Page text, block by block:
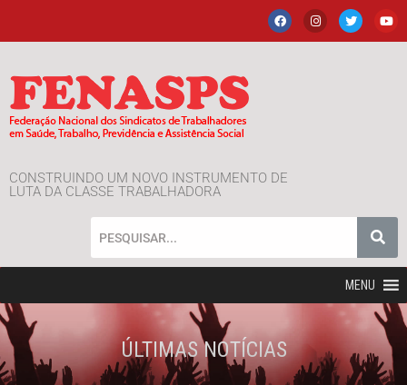
CONSTRUINDO UM NOVO INSTRUMENTO DE
LUTA DA CLASSE TRABALHADORA
MENU
ÚLTIMAS NOTÍCIAS